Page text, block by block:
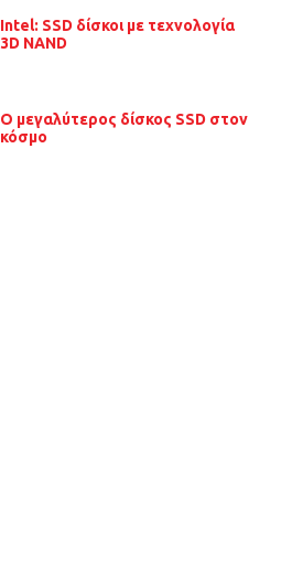
Intel: SSD δίσκοι με τεχνολογία
3D NAND
Ο μεγαλύτερος δίσκος SSD στον
κόσμο